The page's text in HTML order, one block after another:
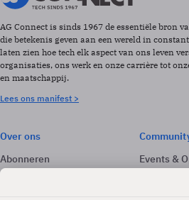
AG Connect is sinds 1967 de essentiële bron
die betekenis geven aan een wereld in
laten zien hoe tech elk aspect van ons leven
organisaties, ons werk en onze carrière tot
en maatschappij.
Lees ons manifest >
Over ons
Abonneren
Adverteren
Events &